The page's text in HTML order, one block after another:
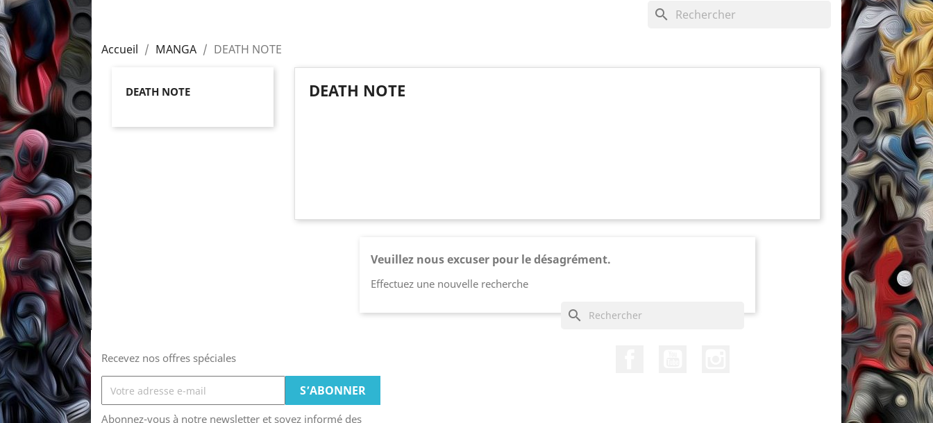
search
Accueil MANGA DEATH NOTE
DEATH NOTE DEATH NOTE
Veuillez nous excuser pour le désagrément.
Effectuez une nouvelle recherche
search
Recevez nos offres spéciales
Abonnez-vous à notre newsletter et soyez informé des